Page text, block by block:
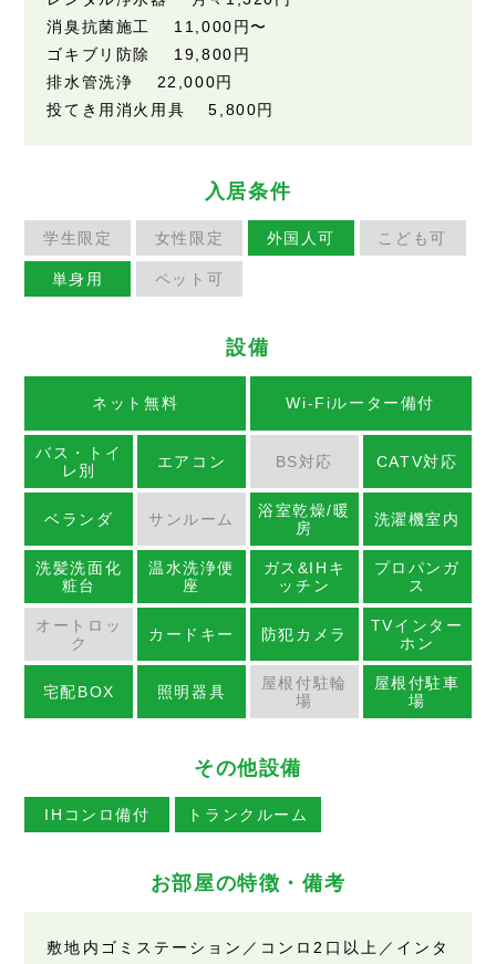
消臭抗菌施工 11,000円〜
ゴキブリ防除 19,800円
排水管洗浄 22,000円
投てき用消火用具 5,800円
入居条件
学生限定 女性限定 外国人可 こども可
単身用 ペット可
設備
ネット無料 Wi-Fiルーター備付
バス・トイ
レ別
エアコン BS対応 CATV対応
ベランダ サンルーム
浴室乾燥/暖
房
洗濯機室内
洗髪洗面化
粧台
温水洗浄便
座
ガス&IHキ
ッチン
プロパンガ
ス
オートロッ
ク
カードキー 防犯カメラ
TVインター
ホン
宅配BOX 照明器具
屋根付駐輪
場
屋根付駐車
場
その他設備
IHコンロ備付 トランクルーム
お部屋の特徴・備考
敷地内ゴミステーション／コンロ2口以上／インタ